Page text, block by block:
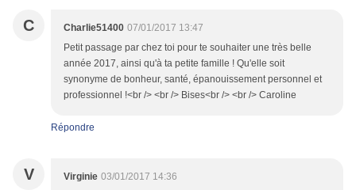
C Charlie51400 07/01/2017 13:47
Petit passage par chez toi pour te souhaiter une très belle
année 2017, ainsi qu'à ta petite famille ! Qu'elle soit
synonyme de bonheur, santé, épanouissement personnel et
professionnel !<br /> <br /> Bises<br /> <br /> Caroline
Répondre
V Virginie 03/01/2017 14:36